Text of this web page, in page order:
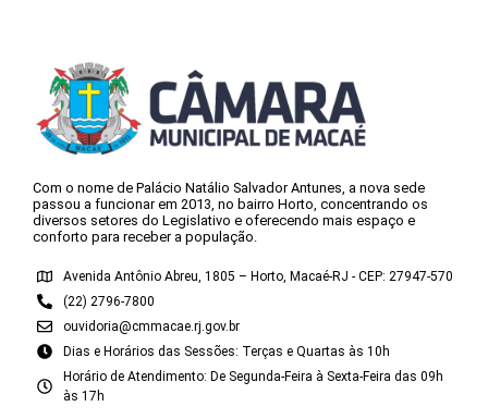
Com o nome de Palácio Natálio Salvador Antunes, a nova sede
passou a funcionar em 2013, no bairro Horto, concentrando os
diversos setores do Legislativo e oferecendo mais espaço e
conforto para receber a população.
Avenida Antônio Abreu, 1805 – Horto, Macaé-RJ - CEP: 27947-570
(22) 2796-7800
ouvidoria@cmmacae.rj.gov.br
Dias e Horários das Sessões: Terças e Quartas às 10h
Horário de Atendimento: De Segunda-Feira à Sexta-Feira das 09h
às 17h